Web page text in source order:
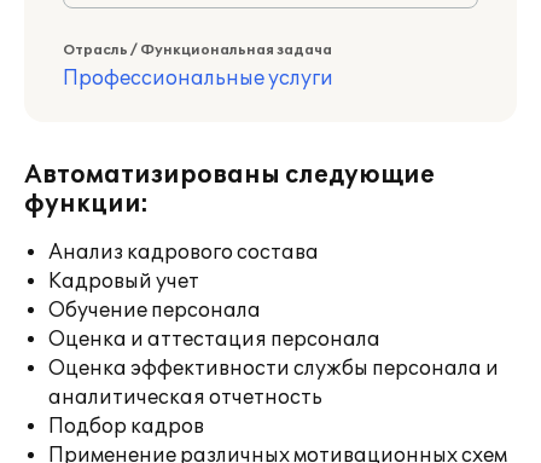
Отрасль / Функциональная задача
Профессиональные услуги
Автоматизированы следующие
функции:
Анализ кадрового состава
Кадровый учет
Обучение персонала
Оценка и аттестация персонала
Оценка эффективности службы персонала и
аналитическая отчетность
Подбор кадров
Применение различных мотивационных схем